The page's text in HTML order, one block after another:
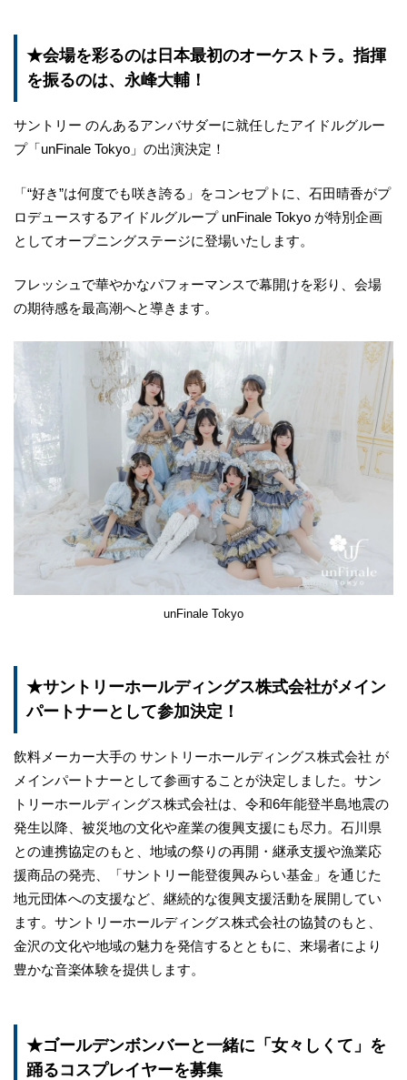
★会場を彩るのは日本最初のオーケストラ。指揮
を振るのは、永峰大輔！
サントリー のんあるアンバサダーに就任したアイドルグルー
プ「unFinale Tokyo」の出演決定！
「“好き”は何度でも咲き誇る」をコンセプトに、石田晴香がプ
ロデュースするアイドルグループ unFinale Tokyo が特別企画
としてオープニングステージに登場いたします。
フレッシュで華やかなパフォーマンスで幕開けを彩り、会場
の期待感を最高潮へと導きます。
unFinale Tokyo
★サントリーホールディングス株式会社がメイン
パートナーとして参加決定！
飲料メーカー大手の サントリーホールディングス株式会社 が
メインパートナーとして参画することが決定しました。サン
トリーホールディングス株式会社は、令和6年能登半島地震の
発生以降、被災地の文化や産業の復興支援にも尽力。石川県
との連携協定のもと、地域の祭りの再開・継承支援や漁業応
援商品の発売、「サントリー能登復興みらい基金」を通じた
地元団体への支援など、継続的な復興支援活動を展開してい
ます。サントリーホールディングス株式会社の協賛のもと、
金沢の文化や地域の魅力を発信するとともに、来場者により
豊かな音楽体験を提供します。
★ゴールデンボンバーと一緒に「女々しくて」を
踊るコスプレイヤーを募集